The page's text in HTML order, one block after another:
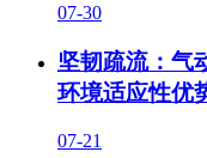
07-30
坚韧疏流：气
环境适应性优
07-21